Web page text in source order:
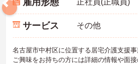
サービス その他
名古屋市中村区に位置する居宅介護支援事
ご興味をお持ちの方には詳細の情報や面